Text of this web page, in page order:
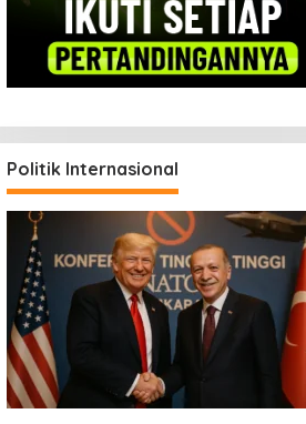
Politik Internasional